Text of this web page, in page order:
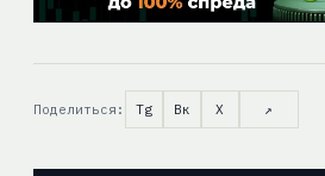
Поделиться: Tg Вк X ↗